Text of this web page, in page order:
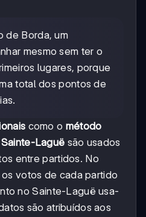
de Borda, um
mesmo sem ter o
lugares, porque
total dos pontos de
como o método
Laguë são usados
entre partidos. No
votos de cada partido
no Sainte-Laguë usa-
são atribuídos aos